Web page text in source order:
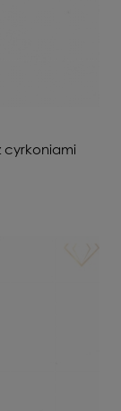
cyrkoniami